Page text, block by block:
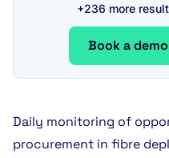
+236 more
Book a
Daily monitoring of
procurement in fibre